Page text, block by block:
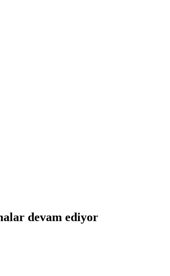
devam ediyor